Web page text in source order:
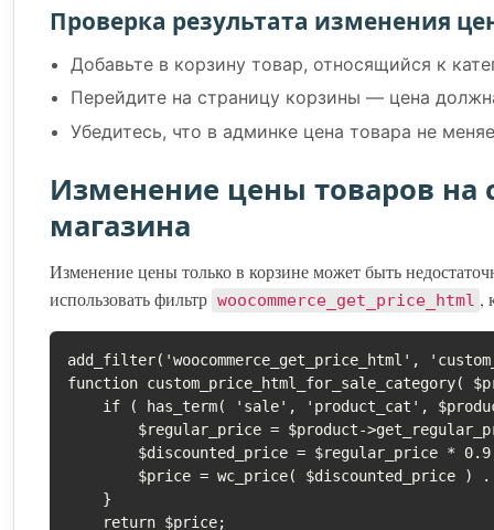
Проверка результата изменения
Добавьте в корзину товар, относящийся к
Перейдите на страницу корзины — цена
Убедитесь, что в админке цена товара не
Изменение цены товаров на
магазина
Изменение цены только в корзине может быть
использовать фильтр woocommerce_get_price_html ,
add_filter('woocommerce_get_price_html',
function custom_price_html_for_sale_category(